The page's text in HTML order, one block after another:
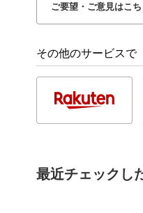
ご要望・ご意見はこち
その他のサービスで
最近チェックし